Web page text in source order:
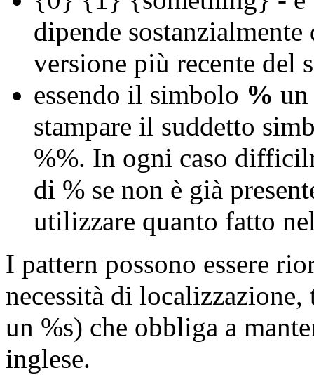
dipende
versione più recente del
essendo il simbolo % un
stampare il suddetto
%%. In ogni caso
di % se non è già
utilizzare quanto fatto
I pattern possono essere
necessità di
un %s) che obbliga a
inglese.